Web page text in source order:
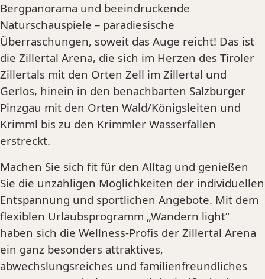
Bergpanorama und beeindruckende
Naturschauspiele – paradiesische
Überraschungen, soweit das Auge reicht! Das ist
die Zillertal Arena, die sich im Herzen des Tiroler
Zillertals mit den Orten Zell im Zillertal und
Gerlos, hinein in den benachbarten Salzburger
Pinzgau mit den Orten Wald/Königsleiten und
Krimml bis zu den Krimmler Wasserfällen
erstreckt.
Machen Sie sich fit für den Alltag und genießen
Sie die unzähligen Möglichkeiten der individuellen
Entspannung und sportlichen Angebote. Mit dem
flexiblen Urlaubsprogramm „Wandern light“
haben sich die Wellness-Profis der Zillertal Arena
ein ganz besonders attraktives,
abwechslungsreiches und familienfreundliches